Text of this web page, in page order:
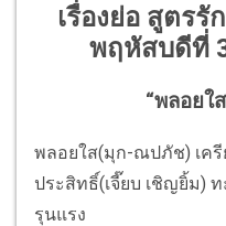
เรื่องย่อ สูตรรั
พฤหัสบดีที่
“พลอยใ
พลอยใส(มุก-ณปภัช) เค
ประสิทธิ์(เจี๊ยบ เชิญยิ้ม)
รุนแรง